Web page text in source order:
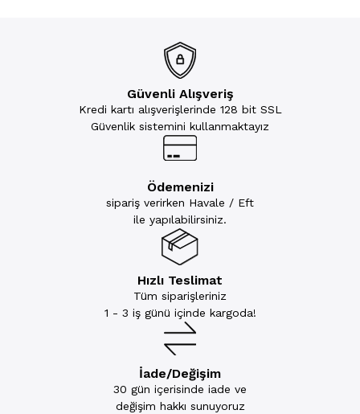
Güvenli Alışveriş
Kredi kartı alışverişlerinde 128 bit SSL
Güvenlik sistemini kullanmaktayız
Ödemenizi
sipariş verirken Havale / Eft
ile yapılabilirsiniz.
Hızlı Teslimat
Tüm siparişleriniz
1 - 3 iş günü içinde kargoda!
İade/Değişim
30 gün içerisinde iade ve
değişim hakkı sunuyoruz